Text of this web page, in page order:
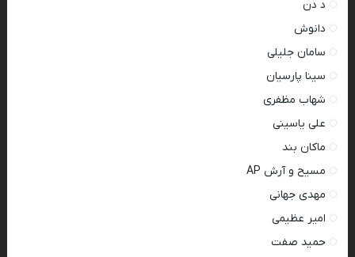
د دن
دانوش
سامان جلیلی
سینا پارسیان
شهاب مظفری
علی یاسینی
ماکان بند
مسیح و آرش AP
مهدی جهانی
امیر عظیمی
حمید صفت